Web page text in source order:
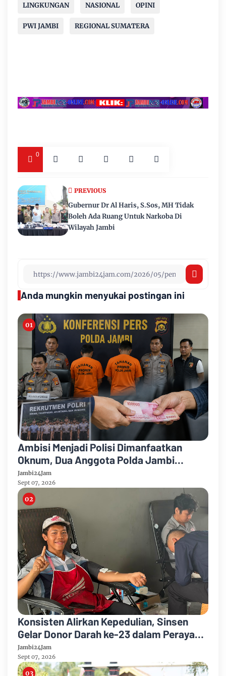
LINGKUNGAN NASIONAL OPINI
PWI JAMBI REGIONAL SUMATERA
0
PREVIOUS
Gubernur Dr Al Haris, S.Sos, MH Tidak
Boleh Ada Ruang Untuk Narkoba Di
Wilayah Jambi
Anda mungkin menyukai postingan ini
Ambisi Menjadi Polisi Dimanfaatkan
Oknum, Dua Anggota Polda Jambi
Diduga Tipu Calon Bintara dengan Janji
Kelulusan
Jambi24Jam
Sept 07, 2026
Konsisten Alirkan Kepedulian, Sinsen
Gelar Donor Darah ke-23 dalam Perayaan
Anniversary Sinsen
Jambi24Jam
Sept 07, 2026